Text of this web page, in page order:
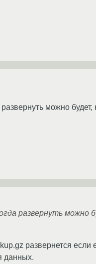
можно будет,
развернуть можно
развернется если
данных.